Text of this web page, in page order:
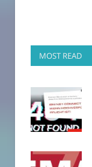
MOST READ